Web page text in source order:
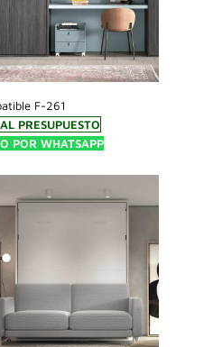
F-261
PRESUPUESTO
POR WHATSAPP